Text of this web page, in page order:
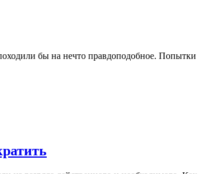
бы на нечто правдоподобное. Попытки